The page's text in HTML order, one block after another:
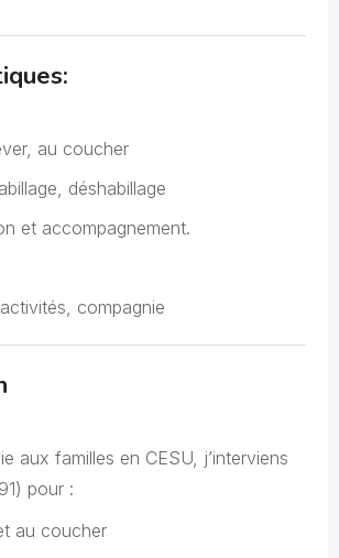
au coucher
déshabillage
et accompagnement.
compagnie
aux familles en CESU, j’interviens
pour :
au coucher